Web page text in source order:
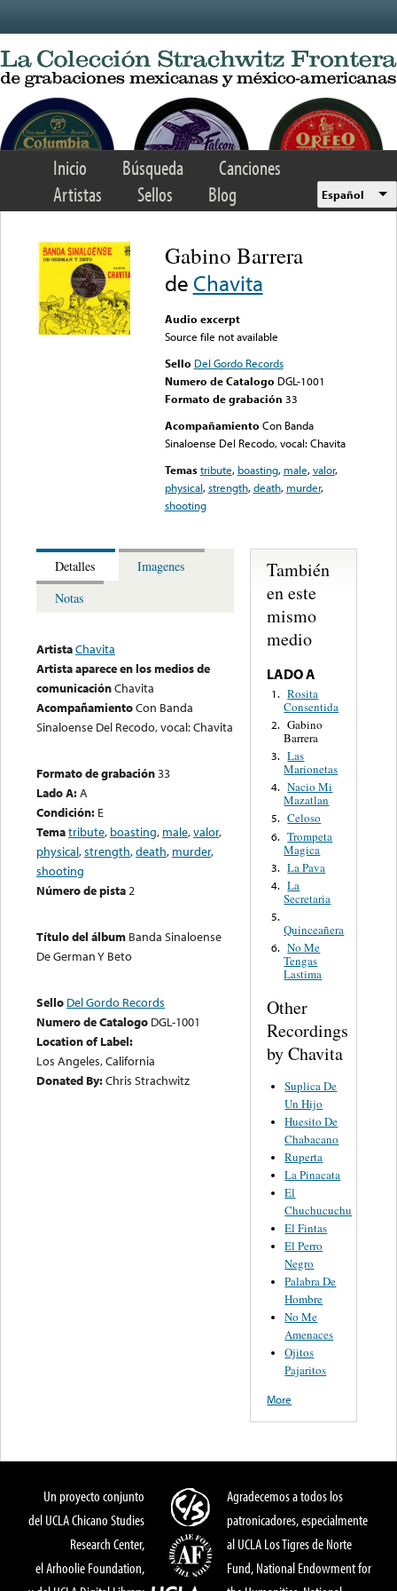
Inicio Búsqueda
Canciones
Artistas
Sellos Blog Español
Gabino Barrera
de Chavita
Audio excerpt
Source file not available
Sello Del Gordo Records
Numero de Catalogo DGL-1001
Formato de grabación 33
Acompañamiento Con Banda
Sinaloense Del Recodo, vocal: Chavita
Temas tribute, boasting, male,valor,
physical,strength,death, murder,
shooting
Detalles
Imagenes
Notas
ArtistaChavita
Artista aparece en los medios de
comunicaciónChavita
AcompañamientoCon Banda
Sinaloense Del Recodo, vocal: Chavita
Formato de grabación33
Lado A:A
Condición: E
Tematribute, boasting, male,valor,
physical,strength,death, murder,
shooting
Número de pista2
Título del álbum Banda Sinaloense
De German Y Beto
Sello Del Gordo Records
Numero de Catalogo DGL-1001
Location of Label:
Los Angeles, California
Donated By:Chris Strachwitz
También
en este
mismo
medio
LADO A
1. Rosita
Consentida
2. Gabino
Barrera
3. Las
Marionetas
4. Nacio Mi
Mazatlan
5. Celoso
6. Trompeta
Magica
3. La Pava
4. La
Secretaria
5.
Quinceañera
6. No Me
Tengas
Lastima
Other
Recordings
by Chavita
Suplica De
Un Hijo
Huesito De
Chabacano
Ruperta
La Pinacata
El
Chuchucuchu
El Fintas
El Perro
Negro
Palabra De
Hombre
No Me
Amenaces
Ojitos
Pajaritos
More
Un proyecto conjunto
del UCLA Chicano Studies
Research Center,
el Arhoolie Foundation,
Agradecemos a todos los
patronicadores, especialmente
al UCLA Los Tigres de Norte
Fund, National Endowment for